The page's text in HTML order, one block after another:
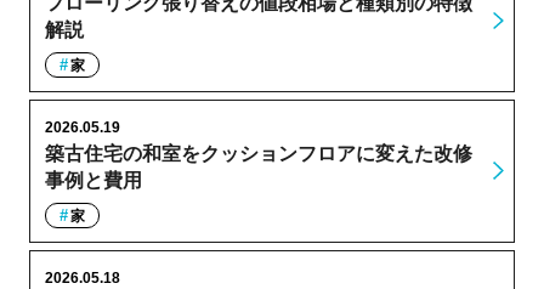
解説
家
築古住宅の和室をクッションフロアに変えた改修
事例と費用
2026.05.19
家
2026.05.18